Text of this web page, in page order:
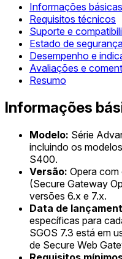
Informações básicas
Requisitos técnicos
Suporte e
Estado de
Desempenho e
Avaliações e
Resumo
Informações
Modelo: Série
incluindo os
S400.
Versão: Opera com
(Secure Gateway
versões 6.x e 7.x.
Data de
específicas para
SGOS 7.3 está em
de Secure Web